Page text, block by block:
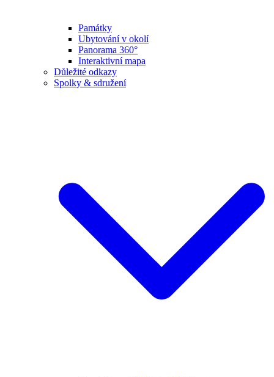
Památky
Ubytování v okolí
Panorama 360°
Interaktivní mapa
Důležité odkazy
Spolky & sdružení